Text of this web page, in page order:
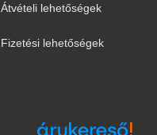
Átvételi lehetőségek
Fizetési lehetőségek